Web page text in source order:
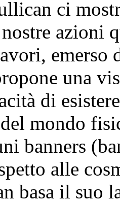
ci
azioni
emerso
una
di
mondo
banners
alle
basa il suo